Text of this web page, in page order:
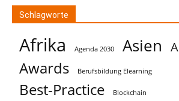
Schlagworte
Afrika Agenda 2030 Asien
Awards Berufsbildung Elearning
Best-Practice Blockchain